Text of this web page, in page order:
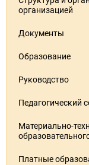
организацией
Документы
Образование
Руководство
Педагогический
Материально-
Платные